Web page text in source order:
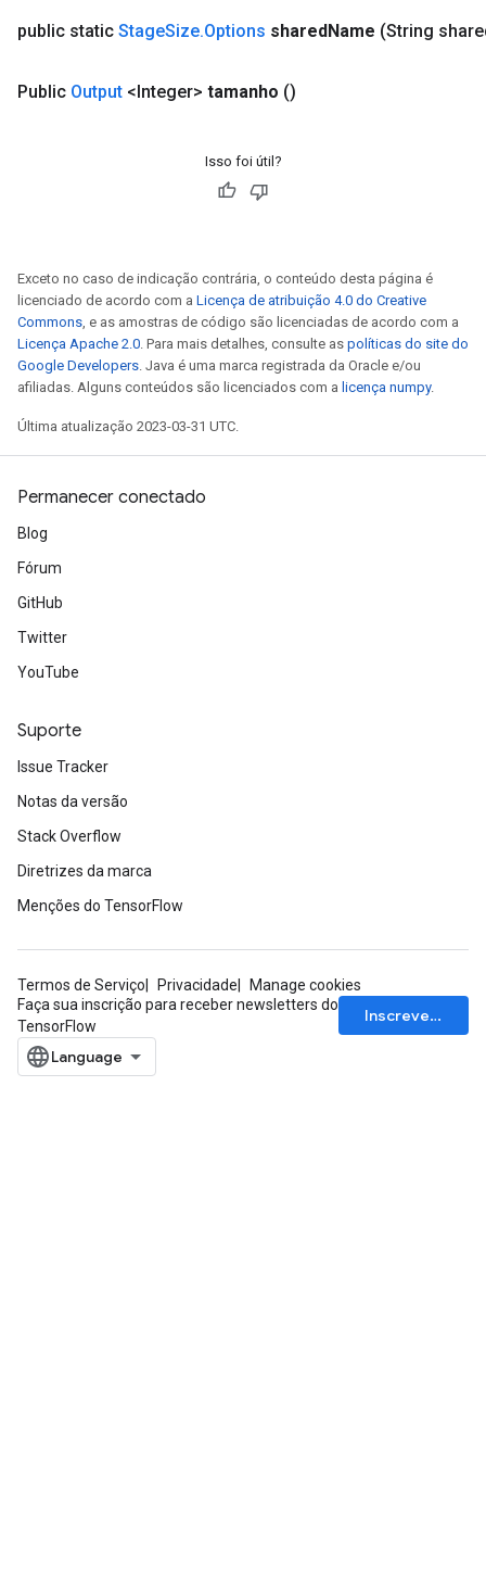
public static StageSize.Options sharedName (String
Public Output <Integer> tamanho ()
Isso foi útil?
Exceto no caso de indicação contrária, o conteúdo desta página é
licenciado de acordo com a Licença de atribuição 4.0 do Creative
Commons, e as amostras de código são licenciadas de acordo com a
Licença Apache 2.0. Para mais detalhes, consulte as políticas do site do
Google Developers. Java é uma marca registrada da Oracle e/ou
afiliadas. Alguns conteúdos são licenciados com a licença numpy.
Última atualização 2023-03-31 UTC.
Permanecer conectado
Blog
Fórum
GitHub
Twitter
YouTube
Suporte
Issue Tracker
Notas da versão
Stack Overflow
Diretrizes da marca
Menções do TensorFlow
Termos de Serviço Privacidade
Manage cookies
Faça sua inscrição para receber newsletters do
TensorFlow
Inscrever-se